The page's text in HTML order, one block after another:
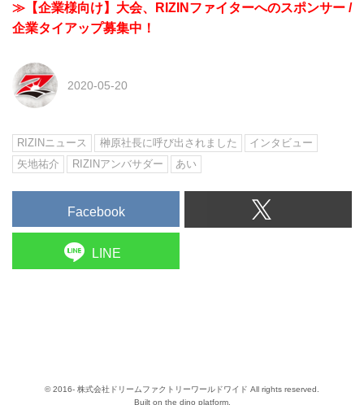
≫【企業様向け】大会、RIZINファイターへのスポンサー /
企業タイアップ募集中！
2020-05-20
RIZINニュース 榊原社長に呼び出されました
インタビュー
矢地祐介
RIZINアンバサダー あい
Facebook
LINE
© 2016- 株式会社ドリームファクトリーワールドワイド All rights reserved.
Built on the dino platform.